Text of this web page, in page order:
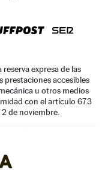
reserva expresa de las
prestaciones accesibles
u otros medios
con el artículo 67.3
de noviembre.